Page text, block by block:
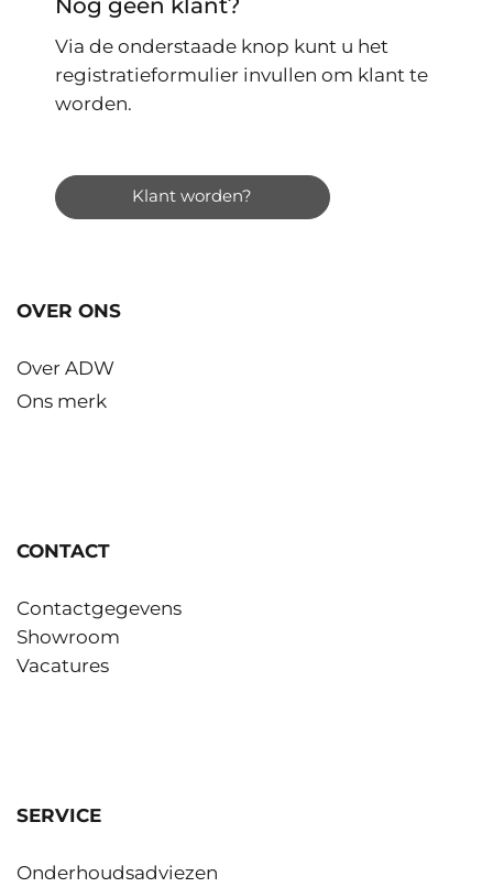
Via de onderstaade knop kunt u het
registratieformulier invullen om klant te
worden.
Klant worden?
OVER ONS
Over ADW
Ons merk
CONTACT
Contactgegevens
Showroom
Vacatures
SERVICE
Onderhoudsadviezen